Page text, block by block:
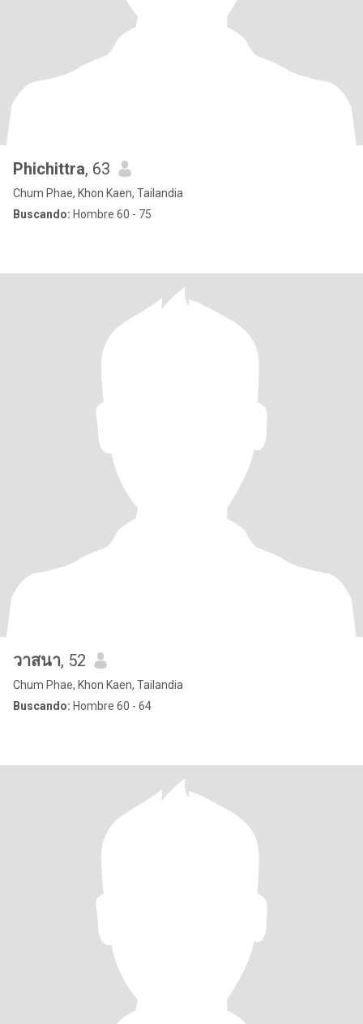
Phichittra, 63
Chum Phae, Khon Kaen, Tailandia
Buscando: Hombre 60 - 75
วาสนา, 52
Chum Phae, Khon Kaen, Tailandia
Buscando: Hombre 60 - 64